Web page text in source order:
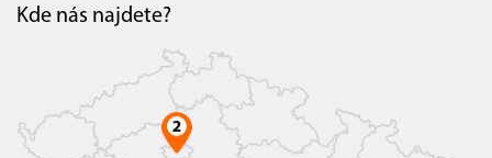
Kde nás najdete?